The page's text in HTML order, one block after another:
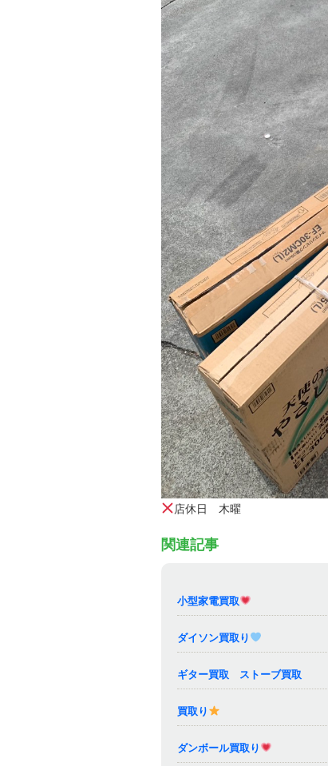
店休日 木曜
関連記事
小型家電買取
ダイソン買取り
ギター買取 ストーブ買取
買取り
ダンボール買取り